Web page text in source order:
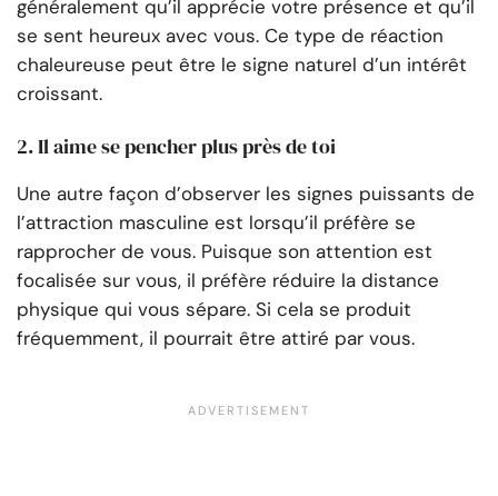
généralement qu’il apprécie votre présence et qu’il
se sent heureux avec vous. Ce type de réaction
chaleureuse peut être le signe naturel d’un intérêt
croissant.
2. Il aime se pencher plus près de toi
Une autre façon d’observer les signes puissants de
l’attraction masculine est lorsqu’il préfère se
rapprocher de vous. Puisque son attention est
focalisée sur vous, il préfère réduire la distance
physique qui vous sépare. Si cela se produit
fréquemment, il pourrait être attiré par vous.